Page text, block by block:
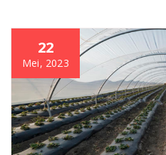
22
Mei, 2023